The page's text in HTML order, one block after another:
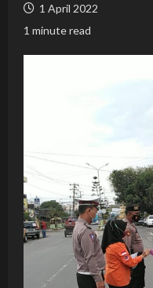
1 April 2022
1 minute read